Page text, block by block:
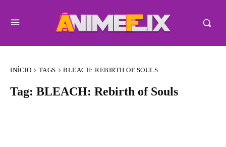
INÍCIO TAGS BLEACH: REBIRTH OF SOULS
Tag: BLEACH: Rebirth of Souls